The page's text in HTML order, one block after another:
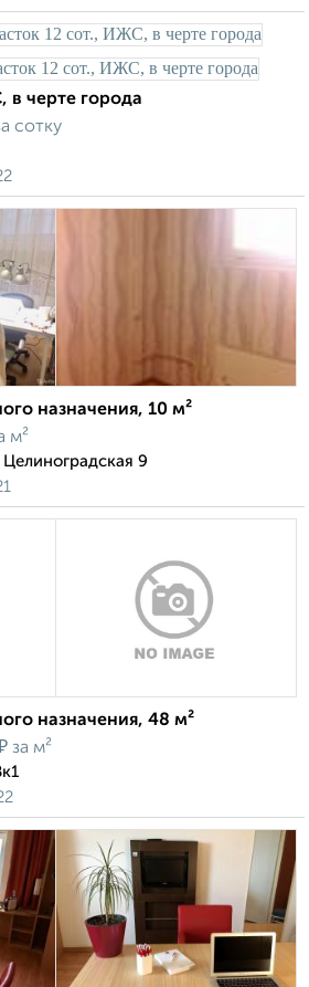
в черте города
сотку
назначения, 10 м²
м²
9
назначения, 48 м²
за м²